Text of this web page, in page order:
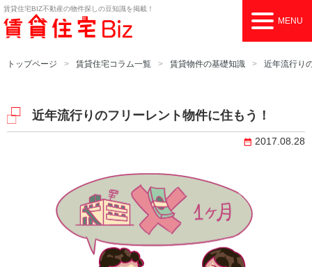
賃貸住宅BIZ不動産の物件探しの豆知識を掲載！
MENU
トップページ 賃貸住宅コラム一覧 賃貸物件の基礎知識 近年流行り
近年流行りのフリーレント物件に住もう！
2017.08.28